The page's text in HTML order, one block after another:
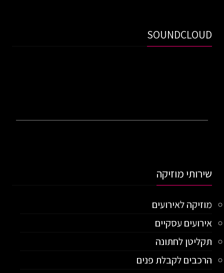
SOUNDCLOUD
שירותי מוזיקה
מוזיקה לאירועים
אירועים עסקיים
תקליטן לחתונה
הרכבים לקבלת פנים